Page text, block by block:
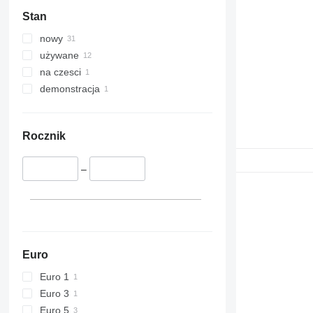
350
365
374
390
420
430
Stan
nowy
używane
na czesci
demonstracja
Rocznik
–
Euro
Euro 1
Euro 3
Euro 5